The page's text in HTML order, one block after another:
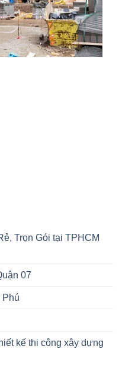
Trọn Gói tại TPHCM
07
Phú
kế thi công xây dựng